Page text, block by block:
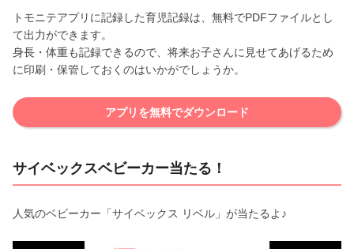
トモニテアプリに記録した育児記録は、無料でPDFファイルとし
て出力ができます。
身長・体重も記録できるので、将来お子さんに見せてあげるため
に印刷・保管しておくのはいかがでしょうか。
アプリを無料でダウンロード
サイベックスベビーカー当たる！
人気のベビーカー「サイベックス リベル」が当たるよ♪